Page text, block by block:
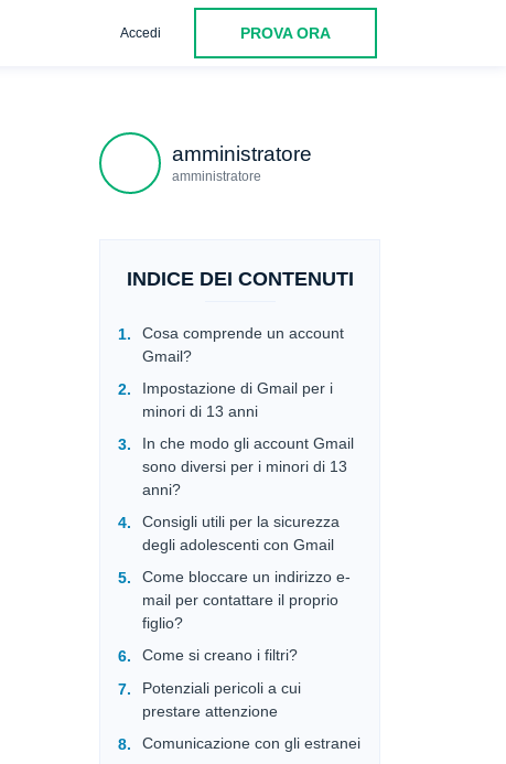
Accedi PROVA ORA
amministratore
amministratore
INDICE DEI CONTENUTI
Cosa comprende un account
Gmail?
Impostazione di Gmail per i
minori di 13 anni
In che modo gli account Gmail
sono diversi per i minori di 13
anni?
Consigli utili per la sicurezza
degli adolescenti con Gmail
Come bloccare un indirizzo e-
mail per contattare il proprio
figlio?
Come si creano i filtri?
Potenziali pericoli a cui
prestare attenzione
Comunicazione con gli estranei